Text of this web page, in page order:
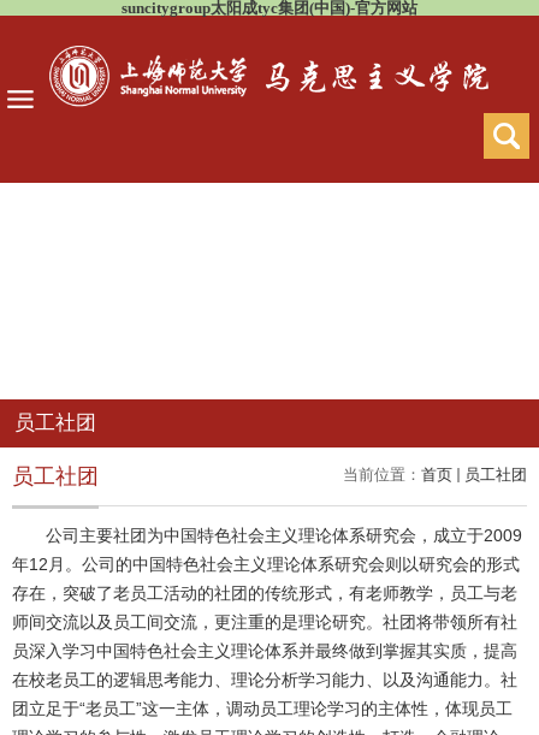
suncitygroup太阳成tyc集团(中国)-官方网站
员工社团
当前位置： 首页 员工社团
员工社团
公司主要社团为中国特色社会主义理论体系研究会，成立于2009
年12月。公司的中国特色社会主义理论体系研究会则以研究会的形式
存在，突破了老员工活动的社团的传统形式，有老师教学，员工与老
师间交流以及员工间交流，更注重的是理论研究。社团将带领所有社
员深入学习中国特色社会主义理论体系并最终做到掌握其实质，提高
在校老员工的逻辑思考能力、理论分析学习能力、以及沟通能力。社
团立足于“老员工”这一主体，调动员工理论学习的主体性，体现员工